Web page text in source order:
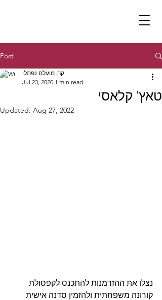
Post
טאץ’ קלאסי
קרן מועלם נפתלי
Jul 23, 2020 1 min read
Updated: Aug 27, 2022
נצלו את ההזדמנות להתכנס לקפסולת
קורונה משפחתית ולהזמין סדנה אישית